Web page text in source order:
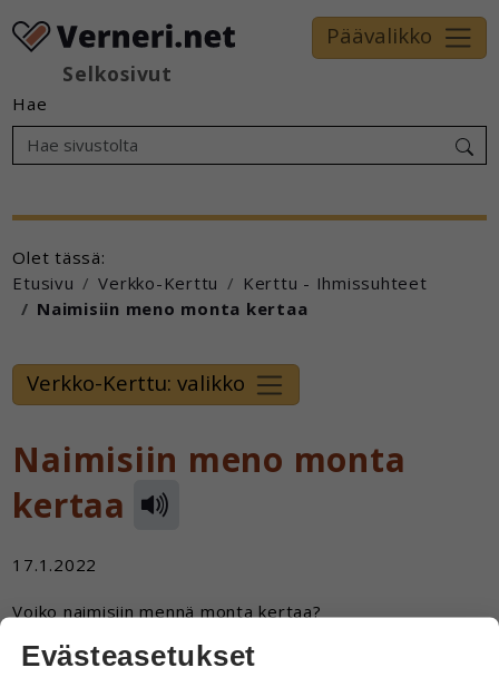
Selkosivut
Päävalikko
Hae
Olet tässä:
Etusivu
Verkko-Kerttu
Kerttu - Ihmissuhteet
Naimisiin meno monta kertaa
Verkko-Kerttu: valikko
Naimisiin meno monta
kertaa
17.1.2022
Voiko naimisiin mennä monta kertaa?
Vastaus
Evästeasetukset